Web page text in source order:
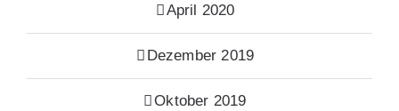
April 2020
Dezember 2019
Oktober 2019